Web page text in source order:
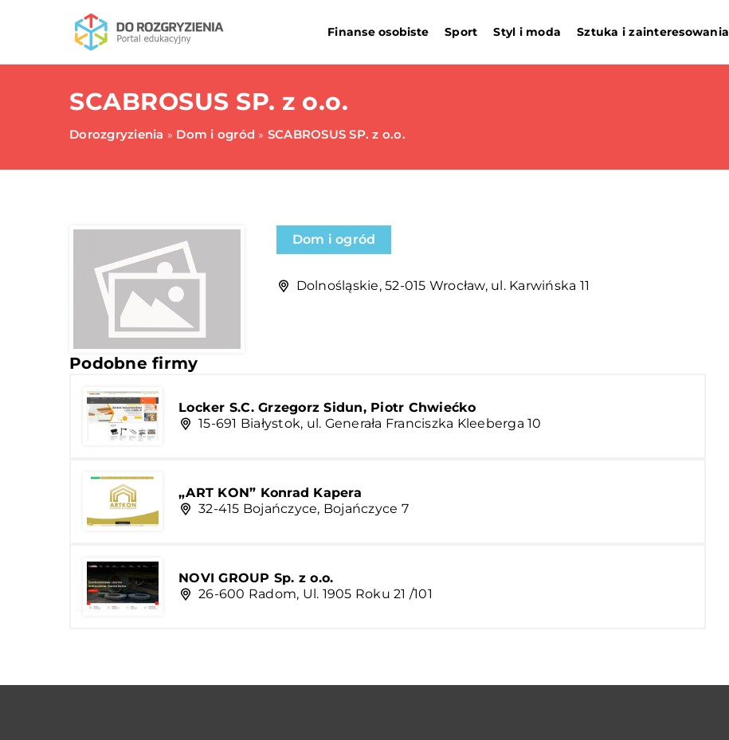
Finanse osobiste Sport Styl i moda Sztuka i zainteresowania
SCABROSUS SP. z o.o.
Dorozgryzienia » Dom i ogród » SCABROSUS SP. z o.o.
Dom i ogród
Dolnośląskie, 52-015 Wrocław, ul. Karwińska 11
Podobne firmy
Locker S.C. Grzegorz Sidun, Piotr Chwiećko
15-691 Białystok, ul. Generała Franciszka Kleeberga 10
„ART KON” Konrad Kapera
32-415 Bojańczyce, Bojańczyce 7
NOVI GROUP Sp. z o.o.
26-600 Radom, Ul. 1905 Roku 21 /101